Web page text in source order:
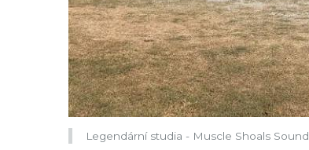
Legendární studia - Muscle Shoals Sound